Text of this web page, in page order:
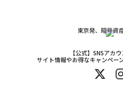
東京発、暗号資
【公式】SNSアカウ
サイト情報やお得なキャンペー